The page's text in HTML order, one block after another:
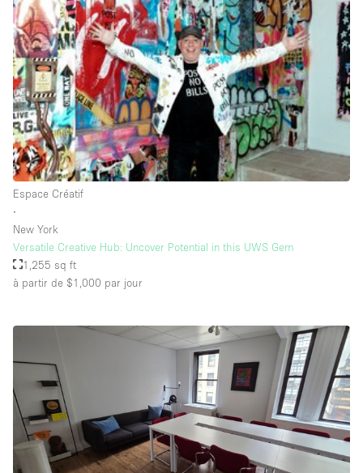
Portants
Presentoir Vitrine
Rooftop / Terrasse
Réserve
Salle de Bain
Smoking Area
Soundproof
Style Industriel
Sur Rue
Surface Habitable
Toilettes
Water Access
Éclairage
Électricité
Espace Créatif
∙
New York
Versatile Creative Hub: Uncover Potential in this UWS Gem
1,255 sq ft
à partir de $1,000 par jour